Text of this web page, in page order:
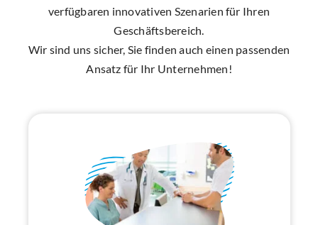
verfügbaren innovativen Szenarien für Ihren
Geschäftsbereich.
Wir sind uns sicher, Sie finden auch einen passenden
Ansatz für Ihr Unternehmen!